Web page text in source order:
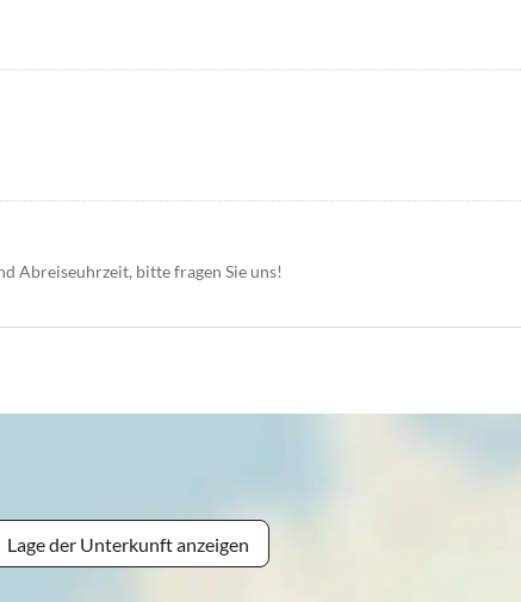
Abreiseuhrzeit, bitte fragen Sie uns!
Lage der Unterkunft anzeigen